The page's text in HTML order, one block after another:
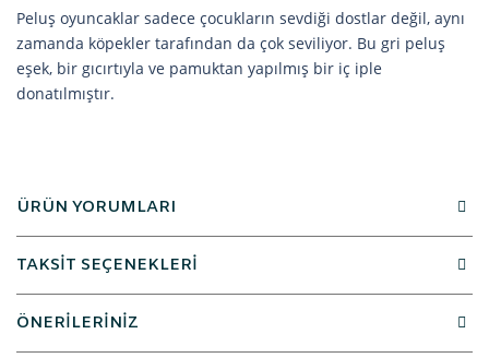
Peluş oyuncaklar sadece çocukların sevdiği dostlar değil, aynı
zamanda köpekler tarafından da çok seviliyor. Bu gri peluş
eşek, bir gıcırtıyla ve pamuktan yapılmış bir iç iple
donatılmıştır.
ÜRÜN YORUMLARI
TAKSİT SEÇENEKLERİ
ÖNERİLERİNİZ